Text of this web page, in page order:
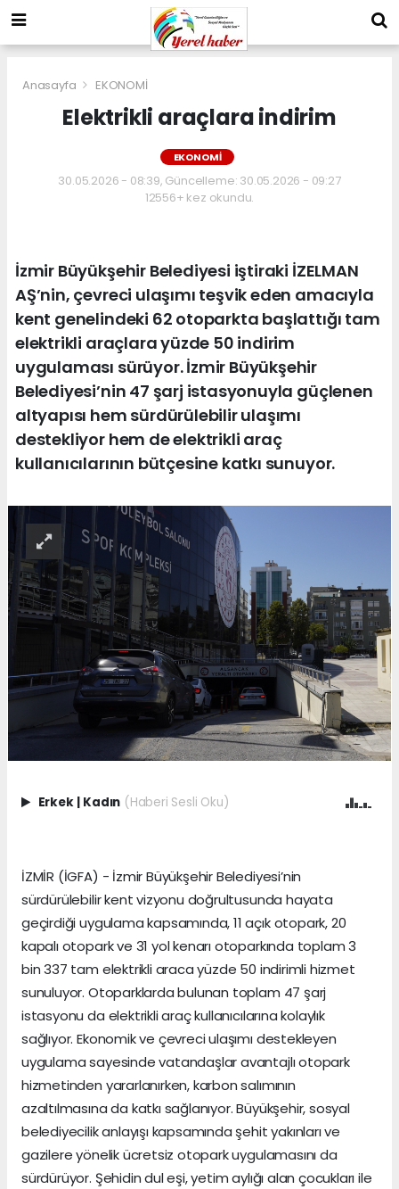
Anasayfa EKONOMİ
Elektrikli araçlara indirim
EKONOMİ
30.05.2026 - 08:39, Güncelleme: 30.05.2026 - 09:27
12556+ kez okundu.
İzmir Büyükşehir Belediyesi iştiraki İZELMAN
AŞ’nin, çevreci ulaşımı teşvik eden amacıyla
kent genelindeki 62 otoparkta başlattığı tam
elektrikli araçlara yüzde 50 indirim
uygulaması sürüyor. İzmir Büyükşehir
Belediyesi’nin 47 şarj istasyonuyla güçlenen
altyapısı hem sürdürülebilir ulaşımı
destekliyor hem de elektrikli araç
kullanıcılarının bütçesine katkı sunuyor.
Erkek Kadın (Haberi Sesli Oku)
İZMİR (İGFA) - İzmir Büyükşehir Belediyesi’nin
sürdürülebilir kent vizyonu doğrultusunda hayata
geçirdiği uygulama kapsamında, 11 açık otopark, 20
kapalı otopark ve 31 yol kenarı otoparkında toplam 3
bin 337 tam elektrikli araca yüzde 50 indirimli hizmet
sunuluyor. Otoparklarda bulunan toplam 47 şarj
istasyonu da elektrikli araç kullanıcılarına kolaylık
sağlıyor. Ekonomik ve çevreci ulaşımı destekleyen
uygulama sayesinde vatandaşlar avantajlı otopark
hizmetinden yararlanırken, karbon salımının
azaltılmasına da katkı sağlanıyor. Büyükşehir, sosyal
belediyecilik anlayışı kapsamında şehit yakınları ve
gazilere yönelik ücretsiz otopark uygulamasını da
sürdürüyor. Şehidin dul eşi, yetim aylığı alan çocukları ile